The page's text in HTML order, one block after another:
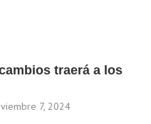
traerá a los
7, 2024